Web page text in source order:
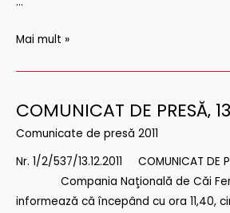
Mai mult »
COMUNICAT DE PRESĂ‚
Comunicate de presă 2011
Nr. 1/2/537/13.12.2011 COMUNICAT DE
Compania Naţională de Căi
informează că începând cu ora 11,40,
COMUNICAT
DE
13.12.2011